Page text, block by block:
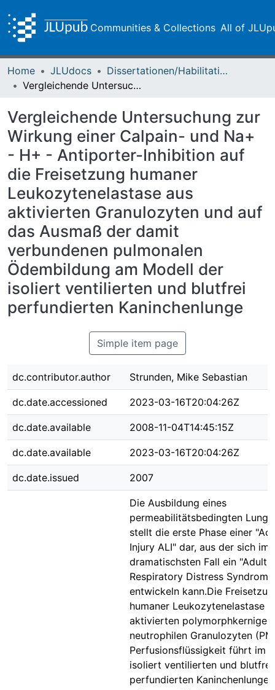
Communities & Collections All of
Home JLUdocs
Dissertationen/Habilitationen
Vergleichende Untersuchung zur Wirkung einer Calpain- und Na+ - H+ - Antiporter-Inhibition auf die Freisetzung humaner Leukozytenelastase aus aktivierten Granulozyten und auf das Ausmaß der damit verbundenen pulmonalen Ödembildung am Modell der isoliert ventilierten und blutfrei perfundierten Kaninchenlunge
Vergleichende Untersuchung zur
Wirkung einer Calpain- und Na+
- H+ - Antiporter-Inhibition auf
die Freisetzung humaner
Leukozytenelastase aus
aktivierten Granulozyten und auf
das Ausmaß der damit
verbundenen pulmonalen
Ödembildung am Modell der
isoliert ventilierten und blutfrei
perfundierten Kaninchenlunge
Simple item page
dc.contributor.author Strunden, Mike Sebastian
dc.date.accessioned 2023-03-16T20:04:26Z
dc.date.available 2008-11-04T14:45:15Z
dc.date.available 2023-03-16T20:04:26Z
dc.date.issued 2007
Die Ausbildung eines
permeabilitätsbedingten
stellt die erste Phase einer
Injury ALI" dar, aus der sich im
dramatischsten Fall ein "Adult
Respiratory Distress Syndrome
entwickeln kann.Die
humaner Leukozytenelastase
aktivierten polymorphkernigen
neutrophilen Granulozyten
Perfusionsflüssigkeit führt im
isoliert ventilierten und blutfrei
perfundierten Kaninchenlunge